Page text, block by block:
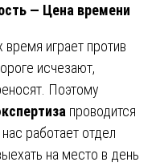
— Цена времени
играет против
исчезают,
Поэтому
проводится
работает отдел
на место в день